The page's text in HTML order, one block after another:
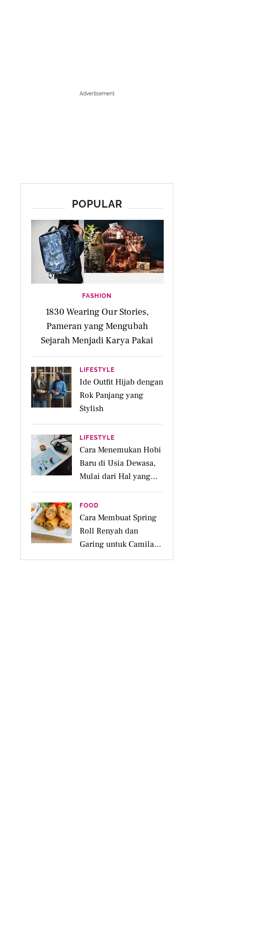
Advertisement
POPULAR
FASHION
1830 Wearing Our Stories,
Pameran yang Mengubah
Sejarah Menjadi Karya Pakai
LIFESTYLE
Ide Outfit Hijab dengan
Rok Panjang yang
Stylish
LIFESTYLE
Cara Menemukan Hobi
Baru di Usia Dewasa,
Mulai dari Hal yang
Disukai
FOOD
Cara Membuat Spring
Roll Renyah dan
Garing untuk Camilan
Pesta